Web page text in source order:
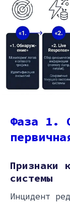
Фаза 1.
Признаки
системы
Инцидент